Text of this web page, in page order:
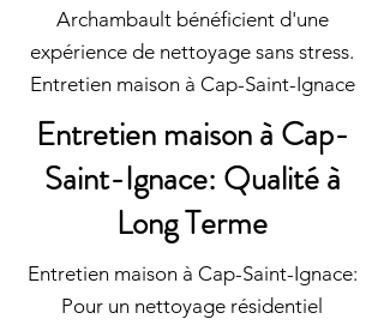
Archambault bénéficient d'une
expérience de nettoyage sans stress.
Entretien maison à Cap-Saint-Ignace
Entretien maison à Cap-
Saint-Ignace: Qualité à
Long Terme
Entretien maison à Cap-Saint-Ignace:
Pour un nettoyage résidentiel